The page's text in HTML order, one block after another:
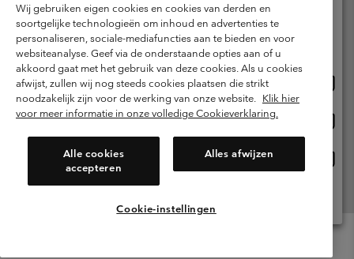
Gebruiksvoorwaarden
Verkoopvoorwaarden
Garantie
Privacybeleid
Gebruiksvoorwaarden voor lidmaatschap
Voorwaarden voor door gebruikers gegenereerde inhoud
Impressum
Cookies
Public CBCR
Wij gebruiken eigen cookies en cookies van derden en
soortgelijke technologieën om inhoud en advertenties te
personaliseren, sociale-mediafuncties aan te bieden en voor
websiteanalyse. Geef via de onderstaande opties aan of u
akkoord gaat met het gebruik van deze cookies. Als u cookies
afwijst, zullen wij nog steeds cookies plaatsen die strikt
noodzakelijk zijn voor de werking van onze website. Klik hier
voor meer informatie in onze volledige Cookieverklaring.
Alle cookies
accepteren
Alles afwijzen
Cookie-instellingen
Selecteer je verzendlocatie en taal
Online shoppen beschikbaar
United States
Netherlands-English
Netherlands-Dutch
Alle Locaties Bekijken